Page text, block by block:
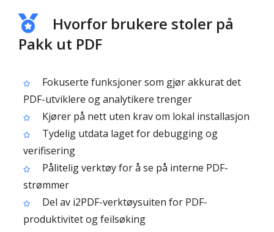
Hvorfor brukere stoler på
Pakk ut PDF
Fokuserte funksjoner som gjør akkurat det
PDF-utviklere og analytikere trenger
Kjører på nett uten krav om lokal installasjon
Tydelig utdata laget for debugging og
verifisering
Pålitelig verktøy for å se på interne PDF-
strømmer
Del av i2PDF-verktøysuiten for PDF-
produktivitet og feilsøking